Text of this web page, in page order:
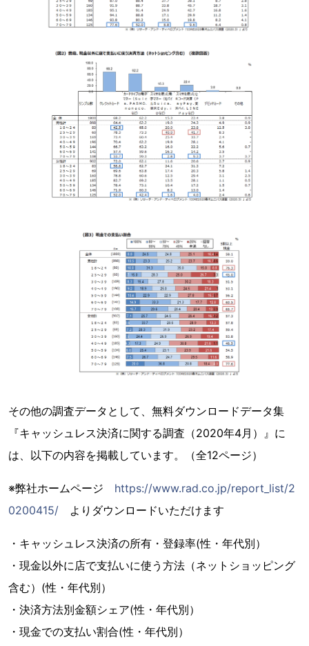
その他の調査データとして、無料ダウンロードデータ集
『キャッシュレス決済に関する調査（2020年4月）』に
は、以下の内容を掲載しています。（全12ページ）
※弊社ホームページ https://www.rad.co.jp/report_list/2
0200415/ よりダウンロードいただけます
・キャッシュレス決済の所有・登録率(性・年代別）
・現金以外に店で支払いに使う方法（ネットショッピング
含む）(性・年代別）
・決済方法別金額シェア(性・年代別）
・現金での支払い割合(性・年代別）